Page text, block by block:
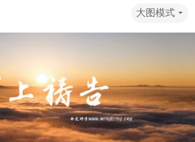
傳
45 羅馬書
多後書
48 加拉太書
書
51 歌羅西書
大图模式